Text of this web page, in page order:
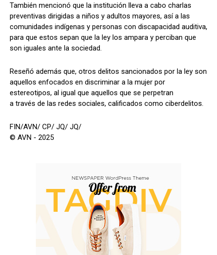
También mencionó que la institución lleva a cabo charlas
preventivas dirigidas a niños y adultos mayores, así a las
comunidades indígenas y personas con discapacidad auditiva,
para que estos sepan que la ley los ampara y perciban que
son iguales ante la sociedad.
Reseñó además que, otros delitos sancionados por la ley son
aquellos enfocados en discriminar a la mujer por
estereotipos, al igual que aquellos que se perpetran
a través de las redes sociales, calificados como ciberdelitos.
FIN/AVN/ CP/ JQ/ JQ/
© AVN - 2025